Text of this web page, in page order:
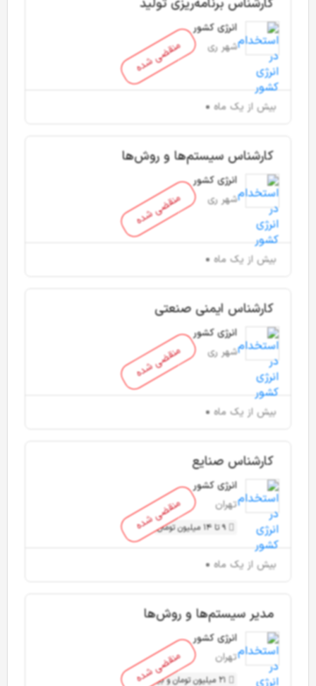
منقضی شده
کارشناس برنامه‌ریزی تولید
انرژی کشور
شهر ری
بیش از یک ماه
منقضی شده
کارشناس سیستم‌ها و روش‌ها
انرژی کشور
شهر ری
بیش از یک ماه
منقضی شده
کارشناس ایمنی صنعتی
انرژی کشور
شهر ری
بیش از یک ماه
منقضی شده
کارشناس صنایع
انرژی کشور
تهران
9 تا 14 میلیون تومان
بیش از یک ماه
منقضی شده
مدیر سیستم‌ها و روش‌ها
انرژی کشور
تهران
21 میلیون تومان و بیشتر